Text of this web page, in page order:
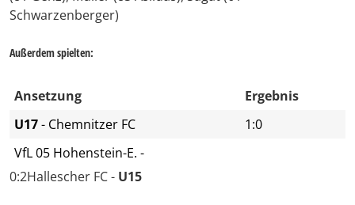
Schwarzenberger)
Außerdem spielten:
Ansetzung
Ergebnis
U17- Chemnitzer FC
1:0
VfL 05 Hohenstein-E. -
0:2Hallescher FC - U15